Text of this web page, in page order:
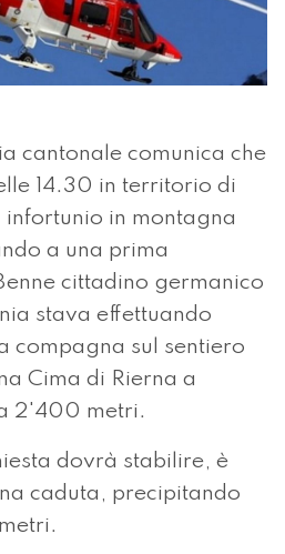
cantonale comunica che
14.30 in territorio di
infortunio in montagna
a una prima
cittadino germanico
stava effettuando
compagna sul sentiero
Cima di Rierna a
2'400 metri.
dovrà stabilire, è
caduta, precipitando